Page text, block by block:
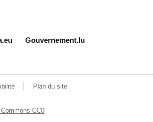
Gouvernement.lu
Plan du site
CC0